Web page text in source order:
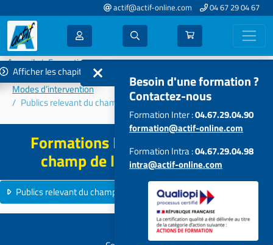
actif@actif-online.com 04 67 29 04 67
Accueil
Formations 2023
Connaissances et problématiques des publics accompagnés –
Modes d’intervention
Publics relevant du champ de l'exclusion
Afficher les chapitres
Formations Publics relevant du
champ de l'exclusion - 2023
Publics relevant du champ de l'exclusion
Besoin d'une formation ?
Contactez-nous
Formation Inter :04.67.29.04.90
formation@actif-online.com
Formation Intra :04.67.29.04.98
intra@actif-online.com